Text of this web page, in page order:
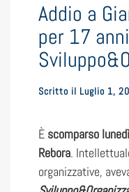
Addio a
per 17
Scritto il Luglio 1,
È scomparso
Rebora.
organizzative,